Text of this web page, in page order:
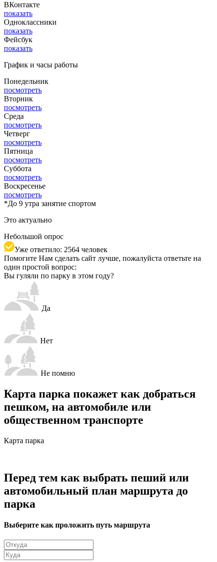
ВКонтакте
показать
Одноклассники
показать
Фейсбук
показать
График и часы работы
Понедельник
посмотреть
Вторник
посмотреть
Среда
посмотреть
Четверг
посмотреть
Пятница
посмотреть
Суббота
посмотреть
Воскресенье
посмотреть
*До 9 утра занятие спортом
Это актуально
Небольшой опрос
Уже ответило: 2564 человек
Помогите Нам сделать сайт лучше, пожалуйста ответьте на
один простой вопрос:
Вы гуляли по парку в этом году?
Да
Нет
Не помню
Карта парка покажет как добраться
пешком, на автомобиле или
общественном транспорте
Карта парка
Перед тем как выбрать пеший или
автомобильный план маршрута до
парка
Выберите как проложить путь маршрута